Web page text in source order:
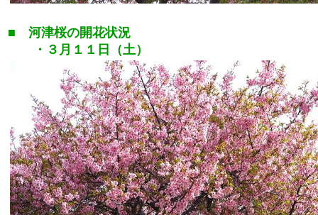
■ 河津桜の開花状況
・３月１１日（土）